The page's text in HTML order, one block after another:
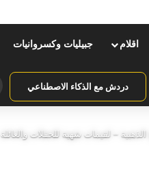
اقلام جبيليات وكسروانيات
دردش مع الذكاء الاصطناعي
– لقيمات شهية للحفلات والعائلة